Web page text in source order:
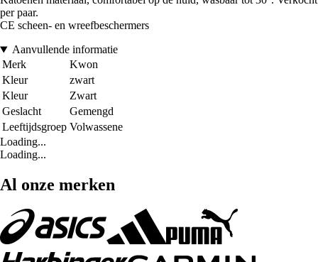
per paar.
CE scheen- en wreefbeschermers
Aanvullende informatie
Merk
Kwon
Kleur
zwart
Kleur
Zwart
Geslacht
Gemengd
Leeftijdsgroep Volwassene
Loading...
Loading...
Al onze merken